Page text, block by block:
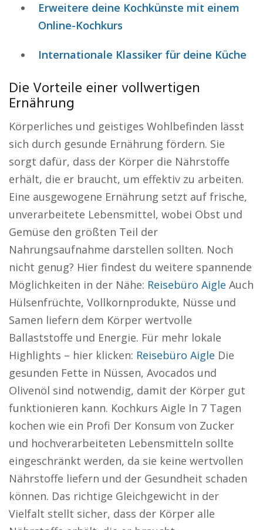
Erweitere deine Kochkünste mit einem
Online-Kochkurs
Internationale Klassiker für deine Küche
Die Vorteile einer vollwertigen
Ernährung
Körperliches und geistiges Wohlbefinden lässt
sich durch gesunde Ernährung fördern. Sie
sorgt dafür, dass der Körper die Nährstoffe
erhält, die er braucht, um effektiv zu arbeiten.
Eine ausgewogene Ernährung setzt auf frische,
unverarbeitete Lebensmittel, wobei Obst und
Gemüse den größten Teil der
Nahrungsaufnahme darstellen sollten. Noch
nicht genug? Hier findest du weitere spannende
Möglichkeiten in der Nähe: Reisebüro Aigle Auch
Hülsenfrüchte, Vollkornprodukte, Nüsse und
Samen liefern dem Körper wertvolle
Ballaststoffe und Energie. Für mehr lokale
Highlights – hier klicken: Reisebüro Aigle Die
gesunden Fette in Nüssen, Avocados und
Olivenöl sind notwendig, damit der Körper gut
funktionieren kann. Kochkurs Aigle In 7 Tagen
kochen wie ein Profi Der Konsum von Zucker
und hochverarbeiteten Lebensmitteln sollte
eingeschränkt werden, da sie keine wertvollen
Nährstoffe liefern und der Gesundheit schaden
können. Das richtige Gleichgewicht in der
Vielfalt stellt sicher, dass der Körper alle